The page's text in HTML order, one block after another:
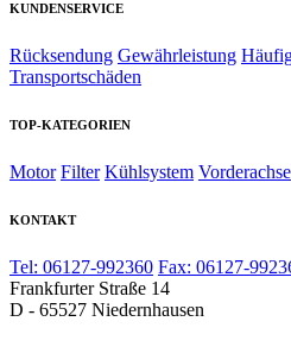
KUNDENSERVICE
Rücksendung Gewährleistung
Transportschäden
TOP-KATEGORIEN
Motor Filter Kühlsystem Vorderachse
KONTAKT
Tel: 06127-992360 Fax: 06127-
Frankfurter Straße 14
D - 65527 Niedernhausen